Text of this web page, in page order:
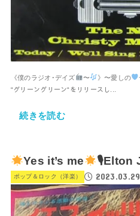
《僕のラジオ･デイズ 〜 》〜愛しの
“グリーングリーン“をリリースし...
続きを読む
Yes it’s me 🎙Elton
ポップ＆ロック（洋楽） 2023.03.29